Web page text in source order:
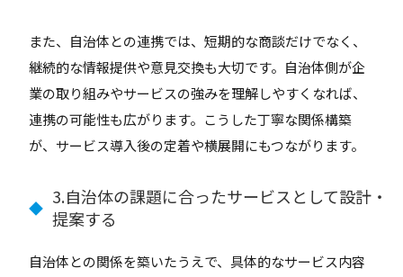
また、自治体との連携では、短期的な商談だけでなく、
継続的な情報提供や意見交換も大切です。自治体側が企
業の取り組みやサービスの強みを理解しやすくなれば、
連携の可能性も広がります。こうした丁寧な関係構築
が、サービス導入後の定着や横展開にもつながります。
◆ 3.自治体の課題に合ったサービスとして設計・
提案する
自治体との関係を築いたうえで、具体的なサービス内容